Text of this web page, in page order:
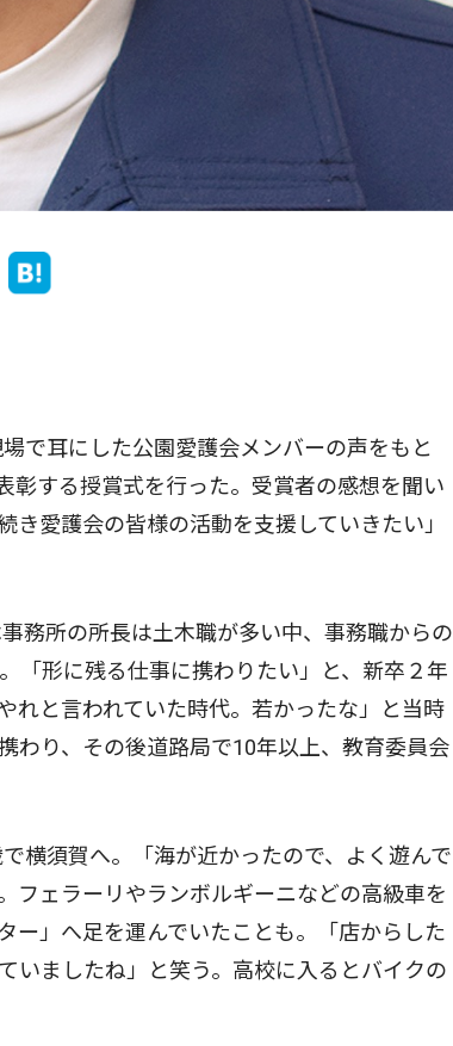
で耳にした公園愛護会メンバーの声をもと
彰する授賞式を行った。受賞者の感想を聞い
愛護会の皆様の活動を支援していきたい」
務所の所長は土木職が多い中、事務職からの
「形に残る仕事に携わりたい」と、新卒２年
れと言われていた時代。若かったな」と当時
わり、その後道路局で10年以上、教育委員会
横須賀へ。「海が近かったので、よく遊んで
フェラーリやランボルギーニなどの高級車を
ー」へ足を運んでいたことも。「店からした
いましたね」と笑う。高校に入るとバイクの